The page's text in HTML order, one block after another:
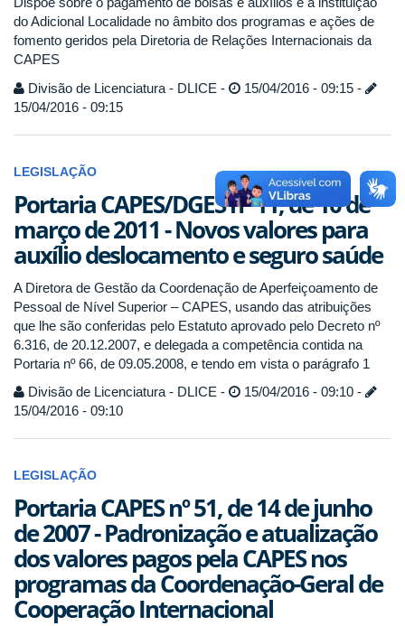
do Adicional Localidade no âmbito dos programas e ações de
fomento geridos pela Diretoria de Relações Internacionais da
CAPES
Divisão de Licenciatura - DLICE -
15/04/2016 - 09:15 -
15/04/2016 - 09:15
LEGISLAÇÃO
Portaria CAPES/DGES nº 11, de 10 de
março de 2011 - Novos valores para
auxílio deslocamento e seguro saúde
A Diretora de Gestão da Coordenação de Aperfeiçoamento de
Pessoal de Nível Superior – CAPES, usando das atribuições
que lhe são conferidas pelo Estatuto aprovado pelo Decreto nº
6.316, de 20.12.2007, e delegada a competência contida na
Portaria nº 66, de 09.05.2008, e tendo em vista o parágrafo 1
Divisão de Licenciatura - DLICE -
15/04/2016 - 09:10 -
15/04/2016 - 09:10
LEGISLAÇÃO
Portaria CAPES nº 51, de 14 de junho
de 2007 - Padronização e atualização
dos valores pagos pela CAPES nos
programas da Coordenação-Geral de
Cooperação Internacional